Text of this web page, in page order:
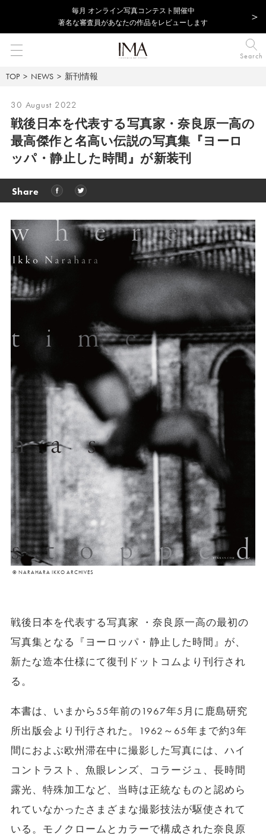
毎⽉ オンライン写真コンテスト開催中
著名な審査員があなたの作品をレビューします
Search
TOP NEWS 新刊情報
30 August 2022
戦後日本を代表する写真家・奈良原一高の
最高傑作と名高い伝説の写真集『ヨーロ
ッパ・静止した時間』が新装刊
Share
© NARAHARA IKKO ARCHIVES
戦後日本を代表する写真家 ・奈良原一高の最初の
写真集となる『ヨーロッパ・静止した時間』が、
新たな造本仕様にて復刊ドットコムより刊行され
る。
本書は、いまから55年前の1967年5月に鹿島研究
所出版会より刊行された。1962～65年まで約3年
間におよぶ欧州滞在中に撮影した写真には、ハイ
コントラスト、魚眼レンズ、コラージュ、長時間
露光、特殊加工など、当時は正統なものと認めら
れていなかったさまざまな撮影技法が駆使されて
いる。モノクロームとカラーで構成された奈良原